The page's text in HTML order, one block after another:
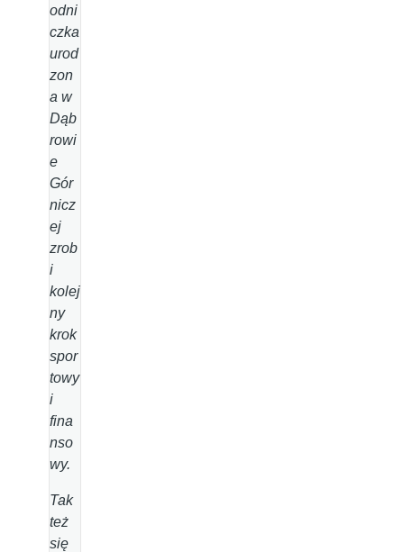
odni
czka
urod
zon
a w
Dąb
rowi
e
Gór
nicz
ej
zrob
i
kolej
ny
krok
spor
towy
i
fina
nso
wy.
Tak
też
się